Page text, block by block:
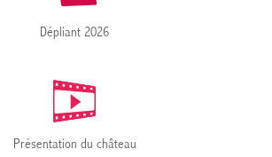
Dépliant 2026
Présentation du château